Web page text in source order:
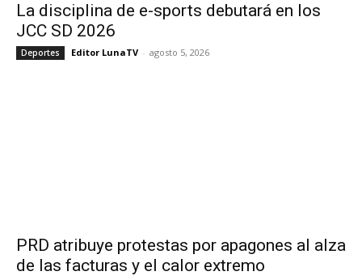
La disciplina de e-sports debutará en los
JCC SD 2026
Deportes Editor LunaTV - agosto 5, 2026
PRD atribuye protestas por apagones al alza
de las facturas y el calor extremo